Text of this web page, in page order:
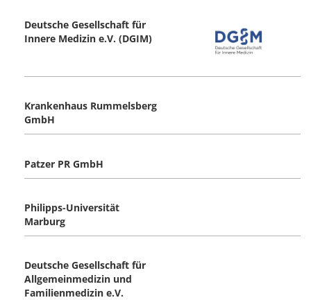
Deutsche Gesellschaft für
Innere Medizin e.V. (DGIM)
Krankenhaus Rummelsberg
GmbH
Patzer PR GmbH
Philipps-Universität
Marburg
Deutsche Gesellschaft für
Allgemeinmedizin und
Familienmedizin e.V.